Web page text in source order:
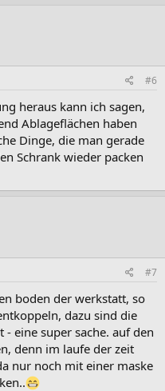
#6
heraus kann ich sagen,
Ablageflächen haben
Dinge, die man gerade
Schrank wieder packen
#7
boden der werkstatt, so
dazu sind die
eine super sache. auf den
denn im laufe der zeit
nur noch mit einer maske